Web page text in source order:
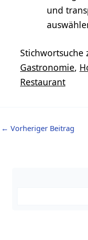
und
Stichwortsuche
Gastronomie,
Restaurant
← Vorheriger Beitrag